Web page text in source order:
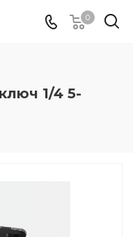
0
1/4 5-